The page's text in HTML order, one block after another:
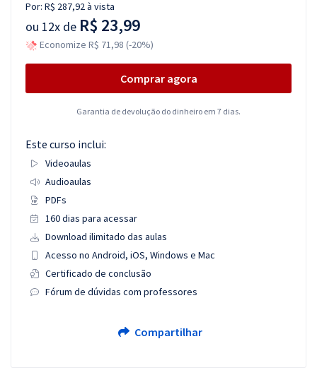
Por: R$ 287,92à vista
ou 12x de R$ 23,99
Economize R$ 71,98 (-20%)
Comprar agora
Garantia de devolução do dinheiro em 7 dias.
Este curso inclui:
Videoaulas
Audioaulas
PDFs
160 dias para acessar
Download ilimitado das aulas
Acesso no Android, iOS, Windows e Mac
Certificado de conclusão
Fórum de dúvidas com professores
Compartilhar